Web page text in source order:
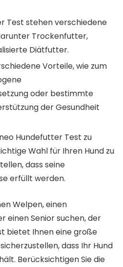
Test stehen verschiedene
Trockenfutter,
Diätfutter.
Vorteile, wie zum
oder bestimmte
der Gesundheit
Hundefutter Test zu
Wahl für Ihren Hund zu
dass seine
erfüllt werden.
Welpen, einen
einen Senior suchen, der
bietet Ihnen eine große
dass Ihr Hund
Berücksichtigen Sie die